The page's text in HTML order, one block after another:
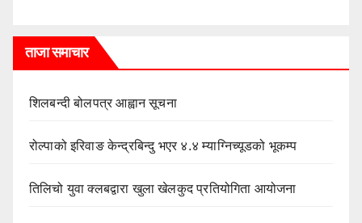
ताजा समाचार
शिलबन्दी बोलपत्र आह्वान सूचना
रोल्पाको इरिवाङ केन्द्रबिन्दु भएर ४.४ म्याग्निच्यूडको भूकम्प
तिलिचो युवा क्लबद्वारा खुला खेलकुद प्रतियोगिता आयोजना